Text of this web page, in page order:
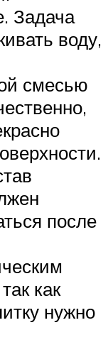
Задача
воду,
смесью
после
как
нужно